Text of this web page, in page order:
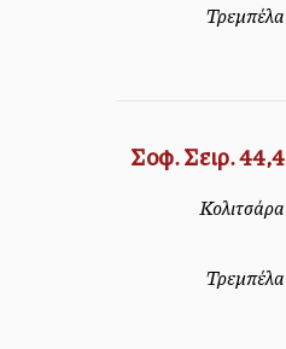
Τρεμπέλα
Σοφ. Σειρ. 44,4
Κολιτσάρα
Τρεμπέλα